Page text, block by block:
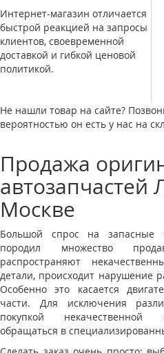
Интернет-магазин отличается
быстрой реакцией на запросы
клиентов, своевременной
доставкой и гибкой ценовой
политикой.
Не нашли товар на сайте?
вероятностью он есть у нас на
Продажа
автозапчастей
Москве
Большой спрос на запасные
породил множество
распространяют
детали, происходит нарушение
Особенно это касается
части. Для исключения
покупкой некачественной
обращаться в